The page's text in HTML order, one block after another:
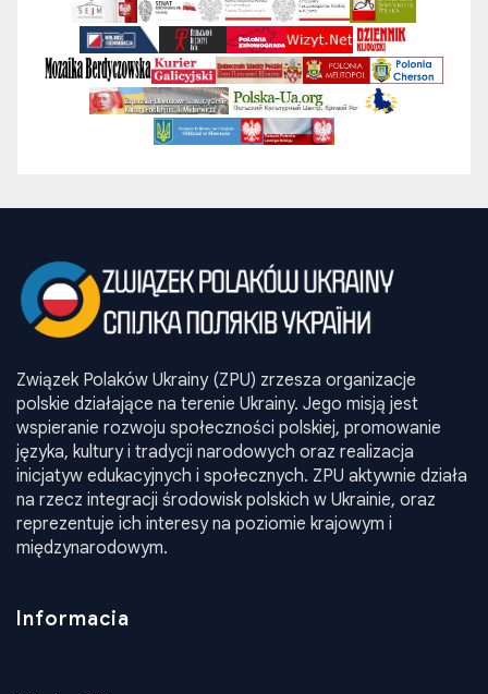
Związek Polaków Ukrainy (ZPU) zrzesza organizacje
polskie działające na terenie Ukrainy. Jego misją jest
wspieranie rozwoju społeczności polskiej, promowanie
języka, kultury i tradycji narodowych oraz realizacja
inicjatyw edukacyjnych i społecznych. ZPU aktywnie działa
na rzecz integracji środowisk polskich w Ukrainie, oraz
reprezentuje ich interesy na poziomie krajowym i
międzynarodowym.
Informacia